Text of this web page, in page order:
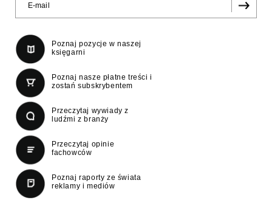
Poznaj pozycje w naszej
księgarni
Poznaj nasze płatne treści i
zostań subskrybentem
Przeczytaj wywiady z
ludźmi z branży
Przeczytaj opinie
fachowców
Poznaj raporty ze świata
reklamy i mediów